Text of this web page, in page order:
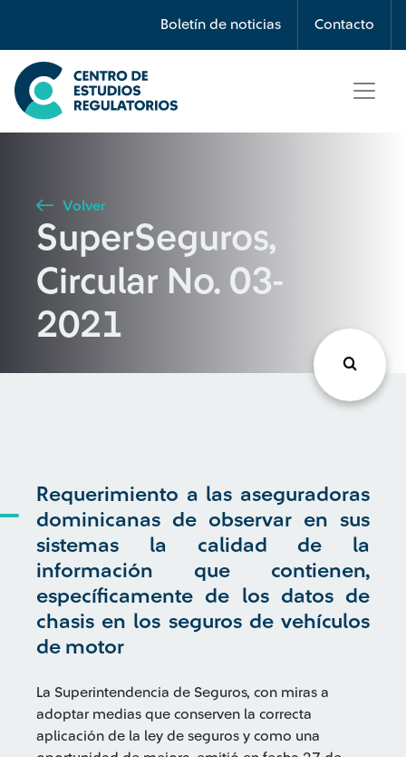
Boletín de noticias Contacto
Búsqueda
Seleccione país
Buscar
Volver
SuperSeguros,
Circular No. 03-
2021
Requerimiento a las aseguradoras
dominicanas de observar en sus
sistemas la calidad de la
información que contienen,
específicamente de los datos de
chasis en los seguros de vehículos
de motor
La Superintendencia de Seguros, con miras a
adoptar medias que conserven la correcta
aplicación de la ley de seguros y como una